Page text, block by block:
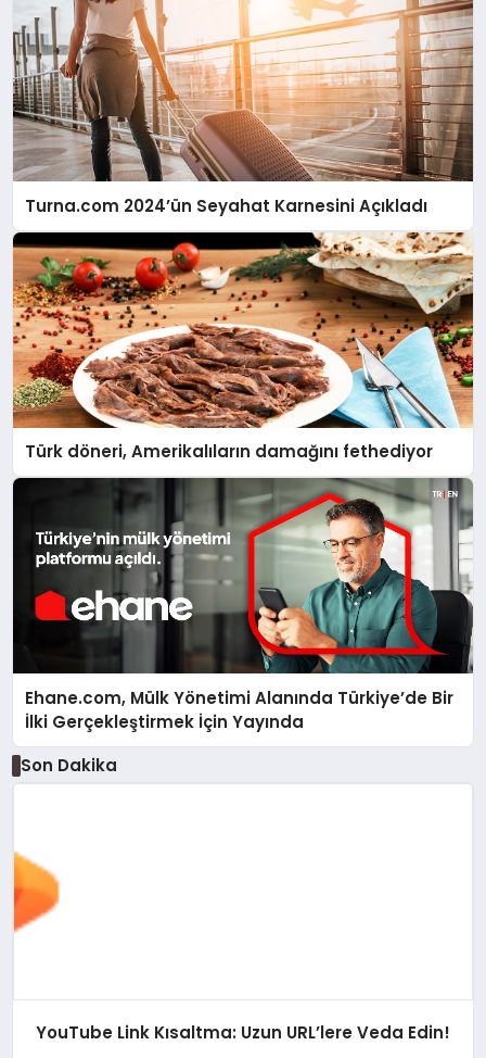
Turna.com 2024’ün Seyahat Karnesini Açıkladı
Türk döneri, Amerikalıların damağını fethediyor
Ehane.com, Mülk Yönetimi Alanında Türkiye’de Bir
İlki Gerçekleştirmek İçin Yayında
Son Dakika
YouTube Link Kısaltma: Uzun URL’lere Veda Edin!